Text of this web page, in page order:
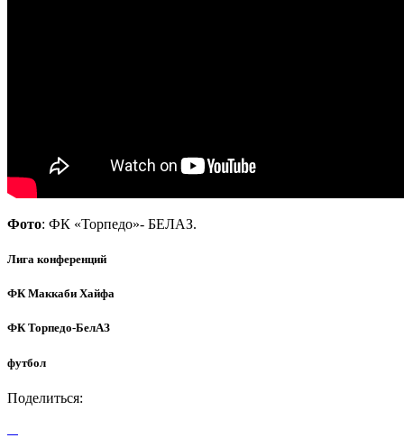
Фото: ФК «Торпедо»- БЕЛАЗ.
Лига конференций
ФК Маккаби Хайфа
ФК Торпедо-БелАЗ
футбол
Поделиться: